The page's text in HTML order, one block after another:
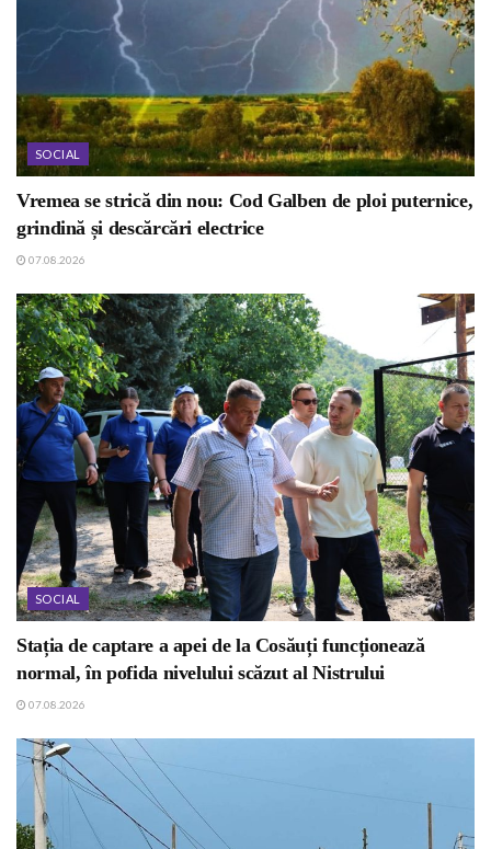
SOCIAL
Vremea se strică din nou: Cod Galben de ploi puternice,
grindină și descărcări electrice
07.08.2026
SOCIAL
Stația de captare a apei de la Cosăuți funcționează
normal, în pofida nivelului scăzut al Nistrului
07.08.2026